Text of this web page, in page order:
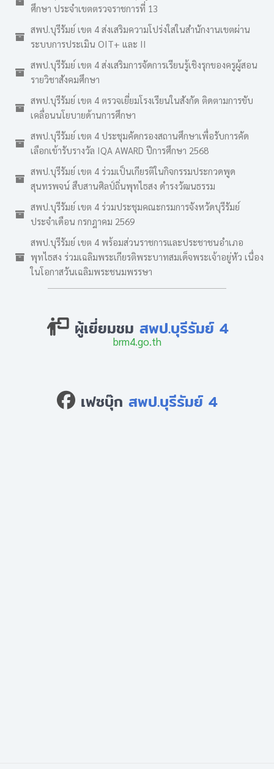
ศึกษา ประจำเขตตรวจราชการที่ 13
สพป.บุรีรัมย์ เขต 4 ส่งเสริมความโปร่งใสในสำนักงานเขตผ่าน
ระบบการประเมิน OIT+ และ II
สพป.บุรีรัมย์ เขต 4 ส่งเสริมการจัดการเรียนรู้เชิงรุกของครูผู้สอน
รายวิชาสังคมศึกษา
สพป.บุรีรัมย์ เขต 4 ตรวจเยี่ยมโรงเรียนในสังกัด ติดตามการขับ
เคลื่อนนโยบายด้านการศึกษา
สพป.บุรีรัมย์ เขต 4 ประชุมคัดกรองสถานศึกษาเพื่อรับการคัด
เลือกเข้ารับรางวัล IQA AWARD ปีการศึกษา 2568
สพป.บุรีรัมย์ เขต 4 ร่วมเป็นเกียรติในกิจกรรมประกวดพูด
สุนทรพจน์ สืบสานศิลป์ถิ่นพุทไธสง ดำรงวัฒนธรรม
สพป.บุรีรัมย์ เขต 4 ร่วมประชุมคณะกรมการจังหวัดบุรีรัมย์
ประจำเดือน กรกฎาคม 2569
สพป.บุรีรัมย์ เขต 4 พร้อมส่วนราชการและประชาชนอำเภอ
พุทไธสง ร่วมเฉลิมพระเกียรติพระบาทสมเด็จพระเจ้าอยู่หัว เนื่อง
ในโอกาสวันเฉลิมพระชนมพรรษา
ผู้เยี่ยมชม สพป.บุรีรัมย์ 4
brm4.go.th
เฟซบุ๊ก สพป.บุรีรัมย์ 4